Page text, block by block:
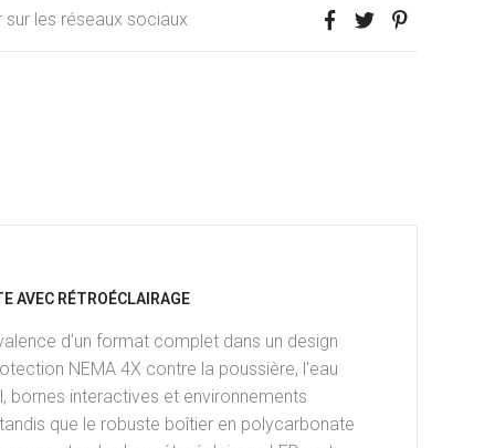
sur les réseaux sociaux
AVEC RÉTROÉCLAIRAGE
d'un format complet dans un design
NEMA 4X contre la poussière, l'eau
bornes interactives et environnements
que le robuste boîtier en polycarbonate